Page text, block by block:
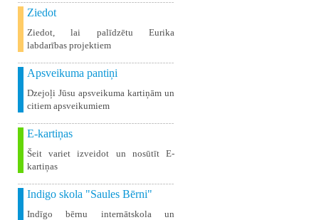
Ziedot
Ziedot, lai palīdzētu Eurika
labdarības projektiem
Apsveikuma pantiņi
Dzejoļi Jūsu apsveikuma kartiņām un
citiem apsveikumiem
E-kartiņas
Šeit variet izveidot un nosūtīt E-
kartiņas
Indigo skola "Saules Bērni"
Indīgo bērnu internātskola un